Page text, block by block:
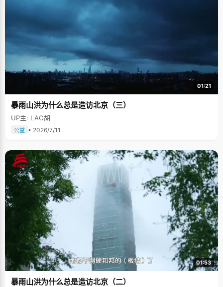
01:21
暴雨山洪为什么总是造访北京（三）
UP主: LAO胡
公益 • 2026/7/11
01:53
暴雨山洪为什么总是造访北京（二）